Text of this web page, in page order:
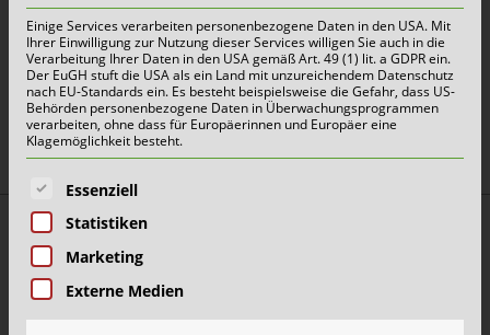
sicher, einfach und umweltgerecht. Besonders,
wenn es sich um flüssige und saugfähige
Sonderabfälle handelt.
Ihr Rund-um-Service:
• Beratung und individuelle Lösungen für Firmen
• Hilfe bei Klassifizierung/Gefährdungspotenzialen
Einige Services verarbeiten personenbezogene Daten in den USA. Mit
Ihrer Einwilligung zur Nutzung dieser Services willigen Sie auch in die
Verarbeitung Ihrer Daten in den USA gemäß Art. 49 (1) lit. a GDPR ein.
Der EuGH stuft die USA als ein Land mit unzureichendem Datenschutz
nach EU-Standards ein. Es besteht beispielsweise die Gefahr, dass US-
Behörden personenbezogene Daten in Überwachungsprogrammen
verarbeiten, ohne dass für Europäerinnen und Europäer eine
Klagemöglichkeit besteht.
Es folgt eine Liste der Service-Gruppen, für die eine
Essenziell
Statistiken
Marketing
Externe Medien